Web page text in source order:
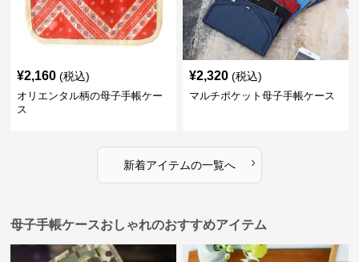
¥2,160 (税込)
オリエンタル柄の母子手帳ケー
ス
¥2,320 (税込)
マルチポケット母子手帳ケース
新着アイテムの一覧へ ›
母子手帳ケースおしゃれのおすすめアイテム